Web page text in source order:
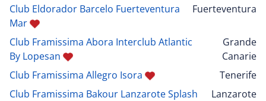
Club Eldorador Barcelo Fuerteventura
Mar
Fuerteventura
Club Framissima Abora Interclub Atlantic
By Lopesan
Grande
Canarie
Club Framissima Allegro Isora
Tenerife
Club Framissima Bakour Lanzarote Splash
Lanzarote